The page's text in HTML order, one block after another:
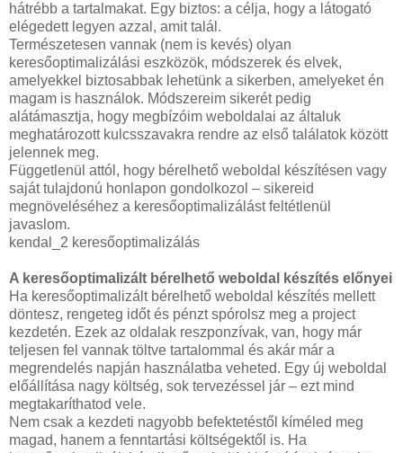
hátrébb a tartalmakat. Egy biztos: a célja, hogy a látogató
elégedett legyen azzal, amit talál.
Természetesen vannak (nem is kevés) olyan
keresőoptimalizálási eszközök, módszerek és elvek,
amelyekkel biztosabbak lehetünk a sikerben, amelyeket én
magam is használok. Módszereim sikerét pedig
alátámasztja, hogy megbízóim weboldalai az általuk
meghatározott kulcsszavakra rendre az első találatok között
jelennek meg.
Függetlenül attól, hogy bérelhető weboldal készítésen vagy
saját tulajdonú honlapon gondolkozol – sikereid
megnöveléséhez a keresőoptimalizálást feltétlenül
javaslom.
kendal_2 keresőoptimalizálás
A keresőoptimalizált bérelhető weboldal készítés előnyei
Ha keresőoptimalizált bérelhető weboldal készítés mellett
döntesz, rengeteg időt és pénzt spórolsz meg a project
kezdetén. Ezek az oldalak reszponzívak, van, hogy már
teljesen fel vannak töltve tartalommal és akár már a
megrendelés napján használatba veheted. Egy új weboldal
előállítása nagy költség, sok tervezéssel jár – ezt mind
megtakaríthatod vele.
Nem csak a kezdeti nagyobb befektetéstől kíméled meg
magad, hanem a fenntartási költségektől is. Ha